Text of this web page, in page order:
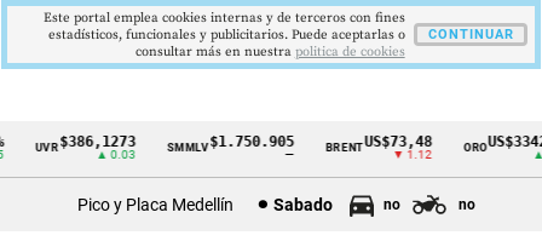
Cintillo
UVR$386,1273
▲ 0.03
SMMLV$1.750.905 BRENTUS$73,48
▼ 1.12
ORO
▲
Pico y Placa Medellín Sabado no no
Este portal emplea cookies internas y de terceros con fines
estadísticos, funcionales y publicitarios. Puede aceptarlas o
consultar más en nuestra politica de cookies
CONTINUAR